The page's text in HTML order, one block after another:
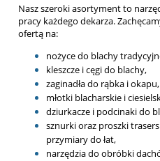
Nasz szeroki asortyment to
pracy każdego dekarza.
ofertą na:
nożyce do blachy
kleszcze i cęgi do blachy,
zaginadła do rąbka i
młotki blacharskie i
dziurkacze i podcinaki do
sznurki oraz proszki
przymiary do łat,
narzędzia do obróbki